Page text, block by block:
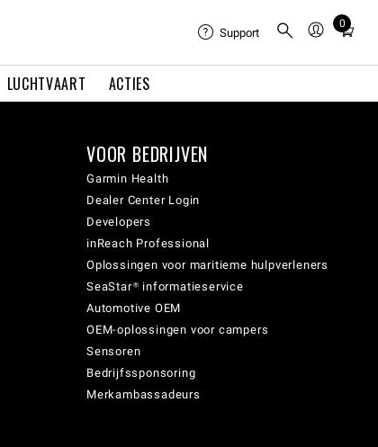
LUCHTVAART ACTIES
Support
0
Total
cart:
VOOR BEDRIJVEN
Garmin Health
Dealer Center Login
Developers
inReach Professional
Oplossingen voor maritieme hulpverleners
SeaStar® informatieservice
Automotive OEM
OEM-oplossingen voor campers
Sensoren
Bedrijfssponsoring
Merkambassadeurs